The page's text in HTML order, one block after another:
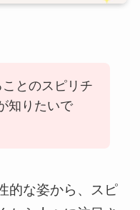
とのスピリチ
知りたいで
的な姿から、スピ